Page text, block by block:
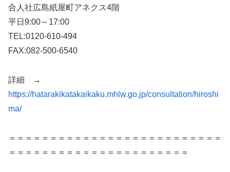
合人社広島紙屋町アネクス4階
平日9:00～17:00
TEL:0120-610-494
FAX:082-500-6540
詳細 →
https://hatarakikatakaikaku.mhlw.go.jp/consultation/hiroshi
ma/
＝＝＝＝＝＝＝＝＝＝＝＝＝＝＝＝＝＝＝＝＝＝＝＝＝＝
＝＝＝＝＝＝＝＝＝＝＝＝＝＝＝＝＝＝＝＝＝＝